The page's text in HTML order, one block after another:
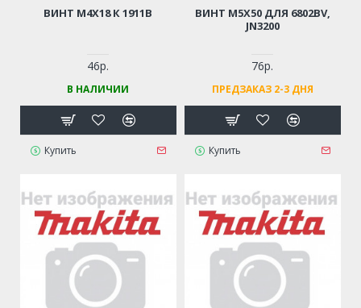
ВИНТ M4Х18 К 1911B
46р.
В НАЛИЧИИ
Купить
ВИНТ M5Х50 ДЛЯ 6802BV,
JN3200
76р.
ПРЕДЗАКАЗ 2-3 ДНЯ
Купить